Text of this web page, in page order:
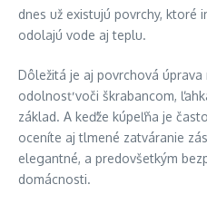
dnes už existujú povrchy, ktoré
odolajú vode aj teplu.
Dôležitá je aj povrchová
odolnosť voči škrabancom,
základ. A keďže kúpeľňa je
oceníte aj tlmené zatváranie
elegantné, a predovšetkým
domácnosti.